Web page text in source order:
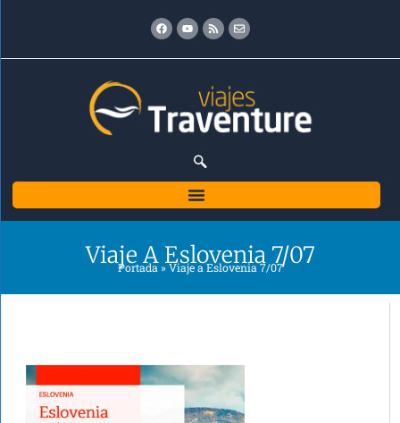
Facebook
Youtube
Rss Envelope
Viaje A Eslovenia 7/07
Portada»Viaje a Eslovenia 7/07